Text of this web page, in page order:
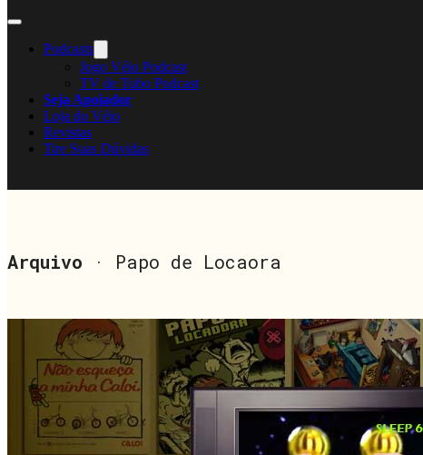
Podcasts
Jogo Véio Podcast
TV de Tubo Podcast
Seja Apoiador
Loja do Véio
Revistas
Tire Suas Dúvidas
Arquivo · Papo de Locaora